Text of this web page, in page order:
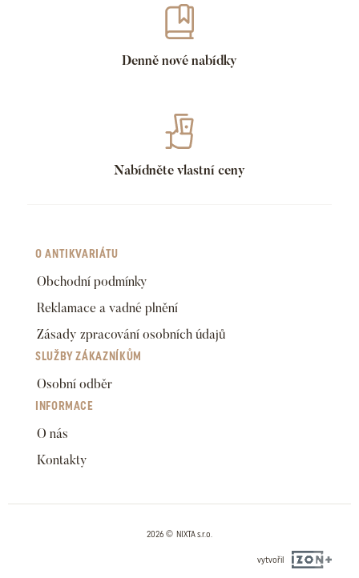
Denně nové nabídky
Nabídněte vlastní ceny
O ANTIKVARIÁTU
Obchodní podmínky
Reklamace a vadné plnění
Zásady zpracování osobních údajů
SLUŽBY ZÁKAZNÍKŮM
Osobní odběr
INFORMACE
O nás
Kontakty
2026 © NIXTA s.r.o.
vytvořil